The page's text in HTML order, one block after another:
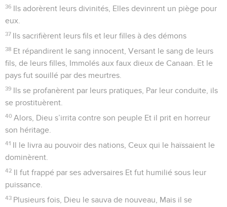
Oui, louez l’Éternel !::::: Les Psaumes Cinquième recueil
Psaumes 107
Seuls les Évangiles sont disponibles en vidéo pour le moment.
Je veux réveiller l'aurore
1 Célébrez l’Éternel, Car il est bon et son amour dure
éternellement.
2 Proclamez-le, vous qu’il a rachetés, Qu’il a sauvés des
mains de l’oppresseur,
3 Et qu’il a rassemblés de tous pays, De l’est à l’ouest et du